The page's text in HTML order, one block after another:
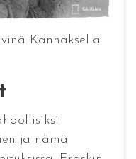
Kannaksella
ja nämä